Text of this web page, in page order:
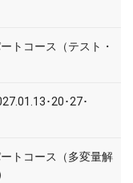
トコース（テスト・
･20･27･
トコース（多変量解